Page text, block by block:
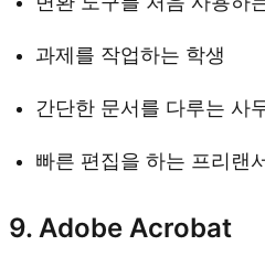
과제를 작업하는 학생
간단한 문서를 다루는 사
빠른 편집을 하는 프리랜
9. Adobe Acrobat